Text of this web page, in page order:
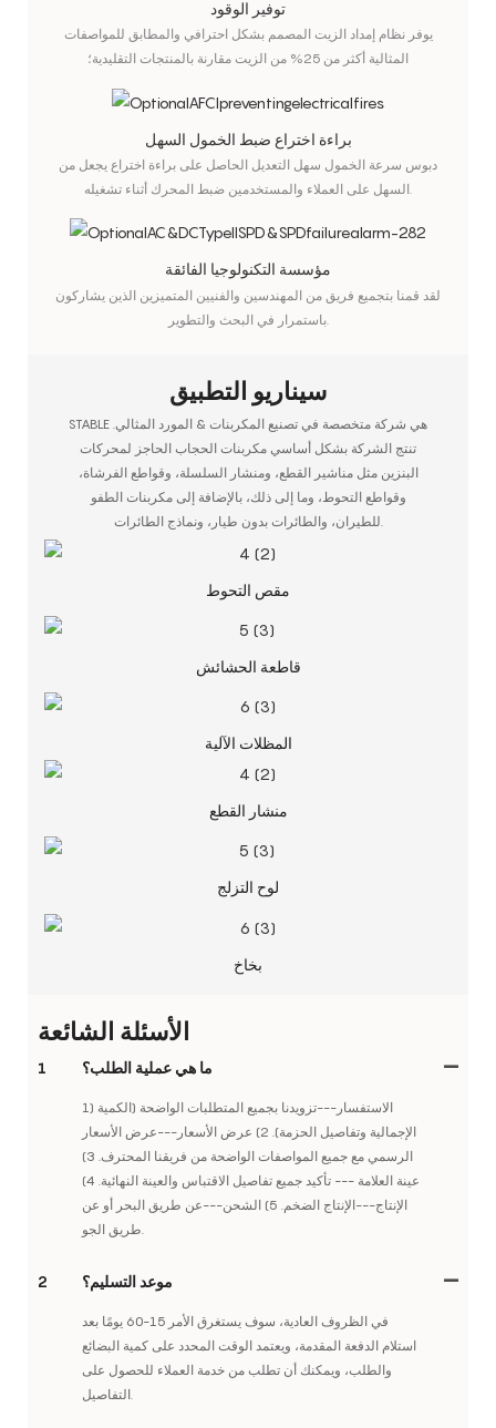
توفير الوقود
يوفر نظام إمداد الزيت المصمم بشكل احترافي والمطابق للمواصفات
المثالية أكثر من 25% من الزيت مقارنة بالمنتجات التقليدية؛
براءة اختراع ضبط الخمول السهل
دبوس سرعة الخمول سهل التعديل الحاصل على براءة اختراع يجعل من
مؤسسة التكنولوجيا الفائقة
لقد قمنا بتجميع فريق من المهندسين والفنيين المتميزين الذين يشاركون
باستمرار في البحث والتطوير.
سيناريو التطبيق
STABLE هي شركة متخصصة في تصنيع المكربنات & المورد المثالي.
تنتج الشركة بشكل أساسي مكربنات الحجاب الحاجز لمحركات
البنزين مثل مناشير القطع، ومنشار السلسلة، وقواطع الفرشاة،
وقواطع التحوط، وما إلى ذلك، بالإضافة إلى مكربنات الطفو
للطيران، والطائرات بدون طيار، ونماذج الطائرات.
مقص التحوط
قاطعة الحشائش
المظلات الآلية
منشار القطع
لوح التزلج
بخاخ
الأسئلة الشائعة
1 ما هي عملية الطلب؟
1) الاستفسار---تزويدنا بجميع المتطلبات الواضحة (الكمية
الإجمالية وتفاصيل الحزمة). 2) عرض الأسعار---عرض الأسعار
الرسمي مع جميع المواصفات الواضحة من فريقنا المحترف. 3)
عينة العلامة --- تأكيد جميع تفاصيل الاقتباس والعينة النهائية. 4)
الإنتاج---الإنتاج الضخم. 5) الشحن---عن طريق البحر أو عن
طريق الجو.
2 موعد التسليم؟
في الظروف العادية، سوف يستغرق الأمر 15-60 يومًا بعد
استلام الدفعة المقدمة، ويعتمد الوقت المحدد على كمية البضائع
والطلب، ويمكنك أن تطلب من خدمة العملاء للحصول على
التفاصيل.